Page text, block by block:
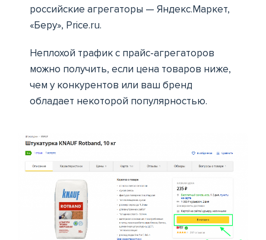
российские агрегаторы — Яндекс.Маркет,
«Беру», Price.ru.
Неплохой трафик с прайс-агрегаторов
можно получить, если цена товаров ниже,
чем у конкурентов или ваш бренд
обладает некоторой популярностью.